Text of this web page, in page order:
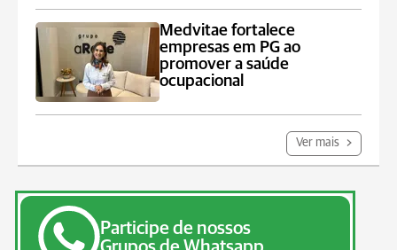
Medvitae fortalece
empresas em PG ao
promover a saúde
ocupacional
Ver mais
Participe de nossos